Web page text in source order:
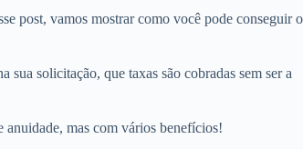
post, vamos mostrar como você pode conseguir o
solicitação, que taxas são cobradas sem ser a
anuidade, mas com vários benefícios!